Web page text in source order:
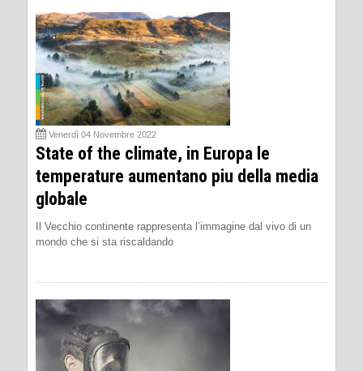
Venerdì 04 Novembre 2022
State of the climate, in Europa le
temperature aumentano piu della media
globale
Il Vecchio continente rappresenta l’immagine dal vivo di un
mondo che si sta riscaldando